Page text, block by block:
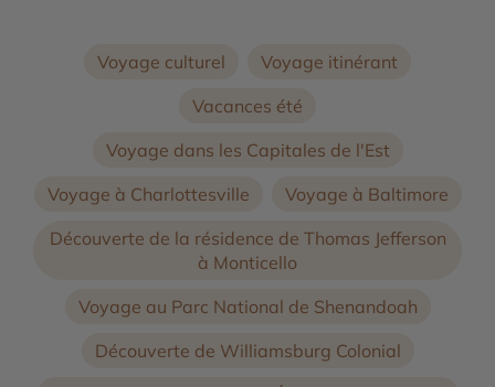
Voyage culturel
Voyage itinérant
Vacances été
Voyage dans les Capitales de l'Est
Voyage à Charlottesville
Voyage à Baltimore
Découverte de la résidence de Thomas Jefferson
à Monticello
Voyage au Parc National de Shenandoah
Découverte de Williamsburg Colonial